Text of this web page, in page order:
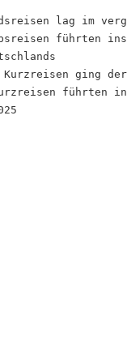
lag im
führten
Kurzreisen ging
führten